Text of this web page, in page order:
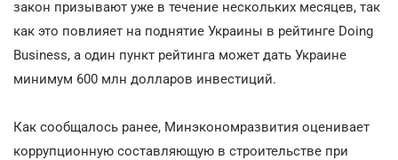
закон призывают уже в течение нескольких месяцев, так
как это повлияет на поднятие Украины в рейтинге Doing
Business, а один пункт рейтинга может дать Украине
минимум 600 млн долларов инвестиций.
Как сообщалось ранее, Минэкономразвития оценивает
коррупционную составляющую в строительстве при